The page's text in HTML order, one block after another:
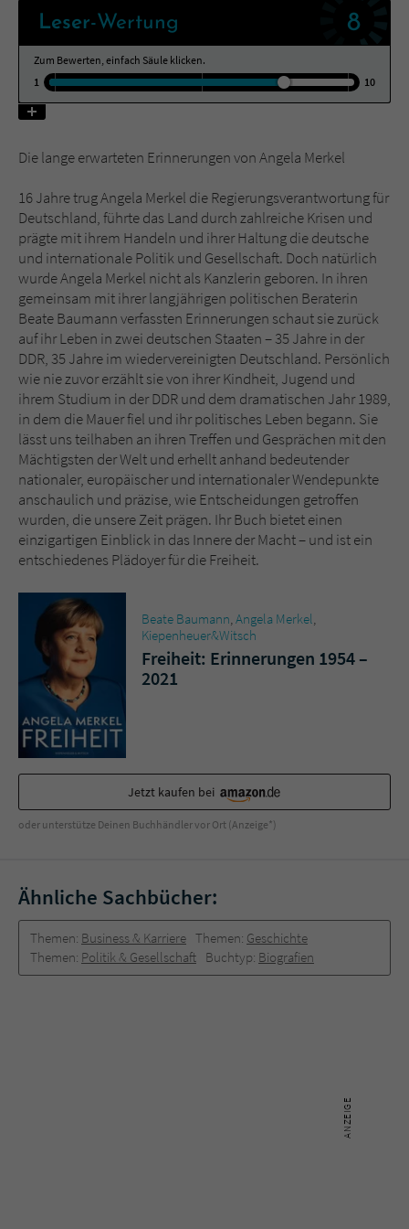
Leser-Wertung 8
Zum Bewerten, einfach Säule klicken.
1
10
Die lange erwarteten Erinnerungen von Angela Merkel
16 Jahre trug Angela Merkel die Regierungsverantwortung für
Deutschland, führte das Land durch zahlreiche Krisen und
prägte mit ihrem Handeln und ihrer Haltung die deutsche
und internationale Politik und Gesellschaft. Doch natürlich
wurde Angela Merkel nicht als Kanzlerin geboren. In ihren
gemeinsam mit ihrer langjährigen politischen Beraterin
Beate Baumann verfassten Erinnerungen schaut sie zurück
auf ihr Leben in zwei deutschen Staaten – 35 Jahre in der
DDR, 35 Jahre im wiedervereinigten Deutschland. Persönlich
wie nie zuvor erzählt sie von ihrer Kindheit, Jugend und
ihrem Studium in der DDR und dem dramatischen Jahr 1989,
in dem die Mauer fiel und ihr politisches Leben begann. Sie
lässt uns teilhaben an ihren Treffen und Gesprächen mit den
Mächtigsten der Welt und erhellt anhand bedeutender
nationaler, europäischer und internationaler Wendepunkte
anschaulich und präzise, wie Entscheidungen getroffen
wurden, die unsere Zeit prägen. Ihr Buch bietet einen
einzigartigen Einblick in das Innere der Macht – und ist ein
entschiedenes Plädoyer für die Freiheit.
Beate Baumann,Angela Merkel,
Kiepenheuer&Witsch
Freiheit: Erinnerungen 1954 –
2021
Jetzt kaufen bei
oder unterstütze Deinen Buchhändler vor Ort (Anzeige*)
Ähnliche Sachbücher:
Themen: Business & Karriere Themen: Geschichte
Themen: Politik & Gesellschaft Buchtyp: Biografien
Name tx_pwcomments_ahash
Anbieter Literatur-Couch Medien GmbH & Co. KG
Zweck Cookie für Kommentare einzelner Buchtitel
Name fe_typo_user
Anbieter Literatur-Couch Medien GmbH & Co. KG
Laufzeit Session
Zweck
Dieses Cookie gewährleistet die
Kommunikation der Webseite mit dem
Benutzer. Es wird benötigt um z. B. den
Sicherheitscode des Kontaktformulars zu
überprüfen.